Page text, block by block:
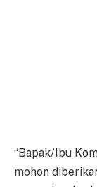
“Bapak/Ibu
mohon